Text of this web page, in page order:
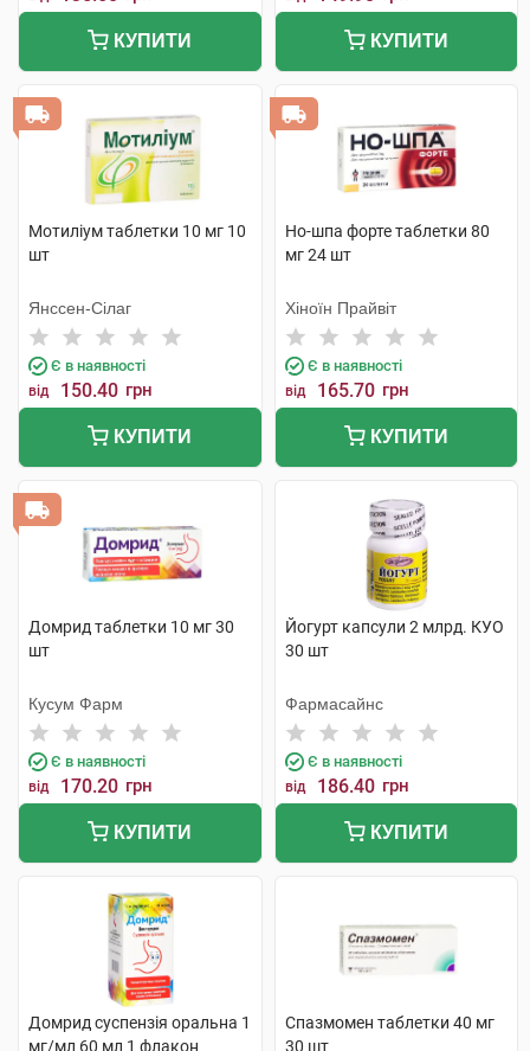
КУПИТИ КУПИТИ
Мотиліум таблетки 10 мг 10
шт
Янссен-Сілаг
Є в наявності
від 150.40 грн
КУПИТИ
Но-шпа форте таблетки 80
мг 24 шт
Хіноїн Прайвіт
Є в наявності
від 165.70 грн
КУПИТИ
Домрид таблетки 10 мг 30
шт
Кусум Фарм
Є в наявності
від 170.20 грн
КУПИТИ
Йогурт капсули 2 млрд. КУО
30 шт
Фармасайнс
Є в наявності
від 186.40 грн
КУПИТИ
Домрид суспензія оральна 1
мг/мл 60 мл 1 флакон
Спазмомен таблетки 40 мг
30 шт